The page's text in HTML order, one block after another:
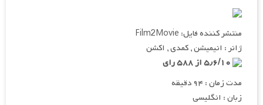
منتشر کننده فایل: Film2Movie
ژانر : انیمیشن , کمدی , اکشن
مدت زمان : ۹۴ دقیقه
زبان : انگلیسی